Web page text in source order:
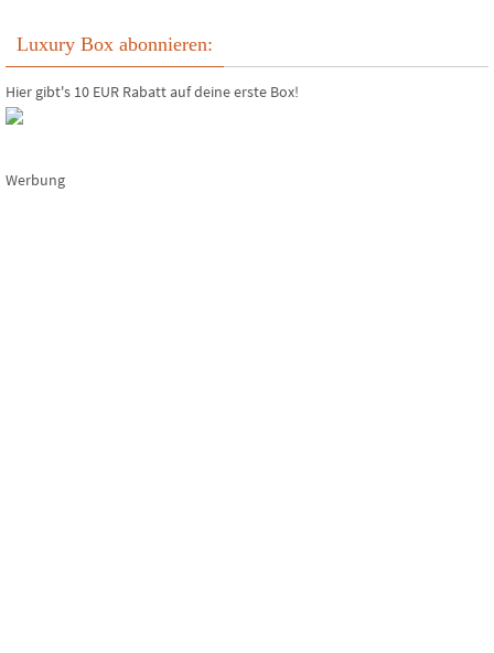
Luxury Box abonnieren:
Hier gibt's 10 EUR Rabatt auf deine erste Box!
Werbung